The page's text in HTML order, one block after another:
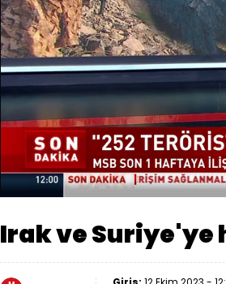
Sesi
Yüklendi:
21.18%
Irak ve Suriye'ye